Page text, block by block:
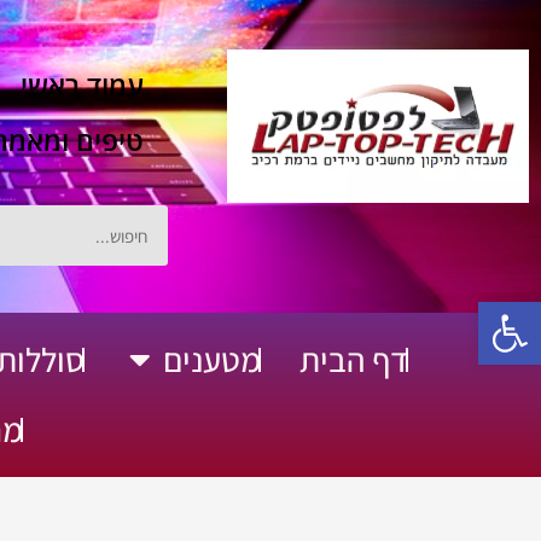
פתח סרגל נגישות
לתוכן
עמוד ראשי
טיפים
חיפוש
דף הבית מטענים פתח מטענים